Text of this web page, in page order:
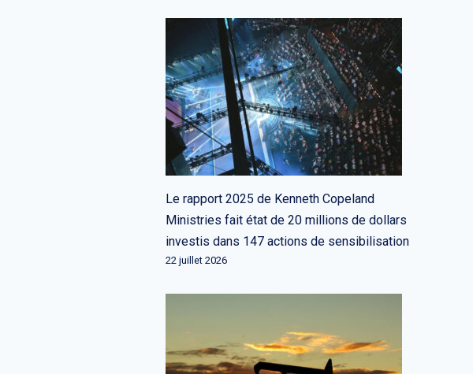
Le rapport 2025 de Kenneth Copeland
Ministries fait état de 20 millions de dollars
investis dans 147 actions de sensibilisation
22 juillet 2026